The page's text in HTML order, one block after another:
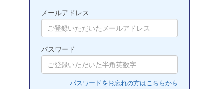
メールアドレス
パスワード
パスワードをお忘れの方はこちらから